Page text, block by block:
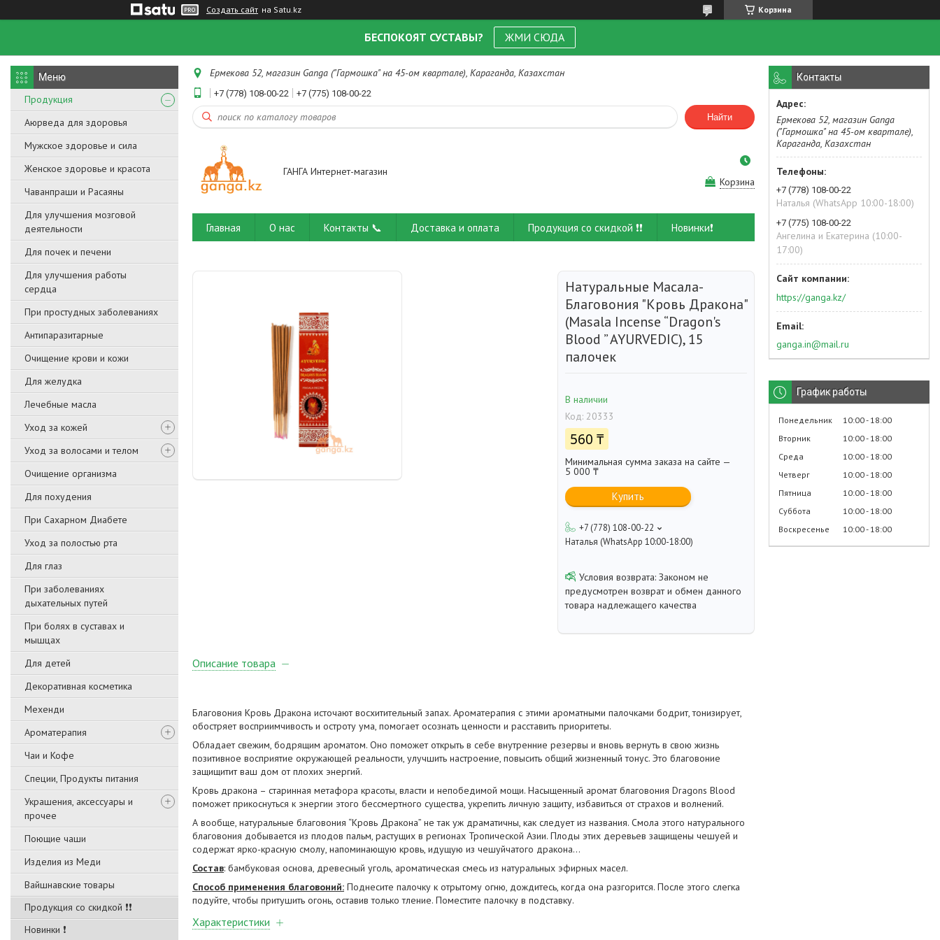
Создать сайт на Satu.kz Корзина
БЕСПОКОЯТ СУСТАВЫ? ЖМИ СЮДА
Продукция
Аюрведа для здоровья
Мужское здоровье и сила
Женское здоровье и красота
Чаванпраши и Расаяны
Для улучшения мозговой
деятельности
Для почек и печени
Для улучшения работы
сердца
При простудных заболеваниях
Антипаразитарные
Очищение крови и кожи
Для желудка
Лечебные масла
Уход за кожей
Уход за волосами и телом
Очищение организма
Для похудения
При Сахарном Диабете
Уход за полостью рта
Для глаз
При заболеваниях
дыхательных путей
При болях в суставах и
мышцах
Для детей
Декоративная косметика
Мехенди
Ароматерапия
Чаи и Кофе
Специи, Продукты питания
Украшения, аксессуары и
прочее
Поющие чаши
Изделия из Меди
Вайшнавские товары
Продукция со скидкой ❗❗
Новинки ❗
Ермекова 52, магазин Ganga ("Гармошка" на 45-ом квартале), Караганда, Казахстан
+7 (778) 108-00-22 +7 (775) 108-00-22
Найти
ГАНГА Интернет-магазин
Корзина
Главная О нас Контакты 📞 Доставка и оплата Продукция со скидкой ❗❗ Новинки❗
Натуральные Масала-
Благовония "Кровь Дракона"
(Masala Incense “Dragon's
Blood ” AYURVEDIC), 15
палочек
В наличии
Код: 20333
560 ₸
Минимальная сумма заказа на сайте —
5 000 ₸
Купить
+7 (778) 108-00-22
Наталья (WhatsApp 10:00-18:00)
Законом не
предусмотрен возврат и обмен данного
товара надлежащего качества
Описание товара
Благовония Кровь Дракона источают восхитительный запах. Ароматерапия с этими ароматными палочками бодрит, тонизирует,
обостряет восприимчивость и остроту ума, помогает осознать ценности и расставить приоритеты.
Обладает свежим, бодрящим ароматом. Оно поможет открыть в себе внутренние резервы и вновь вернуть в свою жизнь
позитивное восприятие окружающей реальности, улучшить настроение, повысить общий жизненный тонус. Это благовоние
защищитит ваш дом от плохих энергий.
Кровь дракона – старинная метафора красоты, власти и непобедимой мощи. Насыщенный аромат благовония Dragons Blood
поможет прикоснуться к энергии этого бессмертного существа, укрепить личную защиту, избавиться от страхов и волнений.
А вообще, натуральные благовония “Кровь Дракона” не так уж драматичны, как следует из названия. Смола этого натурального
благовония добывается из плодов пальм, растущих в регионах Тропической Азии. Плоды этих деревьев защищены чешуей и
содержат ярко-красную смолу, напоминающую кровь, идущую из чешуйчатого дракона…
Состав: бамбуковая основа, древесный уголь, ароматическая смесь из натуральных эфирных масел.
Способ применения благовоний: Поднесите палочку к отрытому огню, дождитесь, когда она разгорится. После этого слегка
подуйте, чтобы притушить огонь, оставив только тление. Поместите палочку в подставку.
Характеристики
Контакты
Ермекова 52, магазин Ganga
("Гармошка" на 45-ом квартале),
Караганда, Казахстан
+7 (778) 108-00-22
Наталья (WhatsApp 10:00-18:00)
+7 (775) 108-00-22
Ангелина и Екатерина (10:00-
17:00)
https://ganga.kz/
ganga.in@mail.ru
График работы
Понедельник 10:00 18:00
Вторник
10:00 18:00
Среда
10:00 18:00
Четверг
10:00 18:00
Пятница
10:00 18:00
Суббота
10:00 18:00
Воскресенье
10:00 18:00